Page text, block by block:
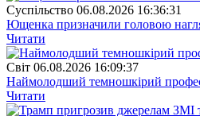
Суспiльство 06.08.2026 16:36:31
Ющенка призначили головою
Читати
Свiт 06.08.2026 16:09:37
Наймолодший темношкірий
Читати